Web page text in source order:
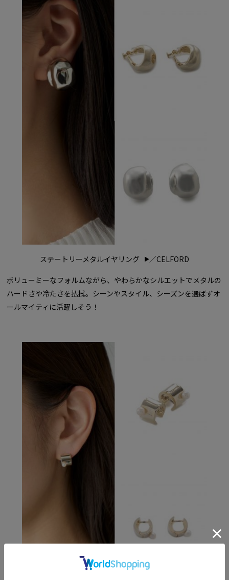
ステートリーメタルイヤリング ／CELFORD
ボリューミーなフォルムながら、やわらかなシルエットでメタルの
ハードさや冷たさを払拭。シーンやスタイル、シーズンを選ばずオ
ールマイティに活躍しそう！